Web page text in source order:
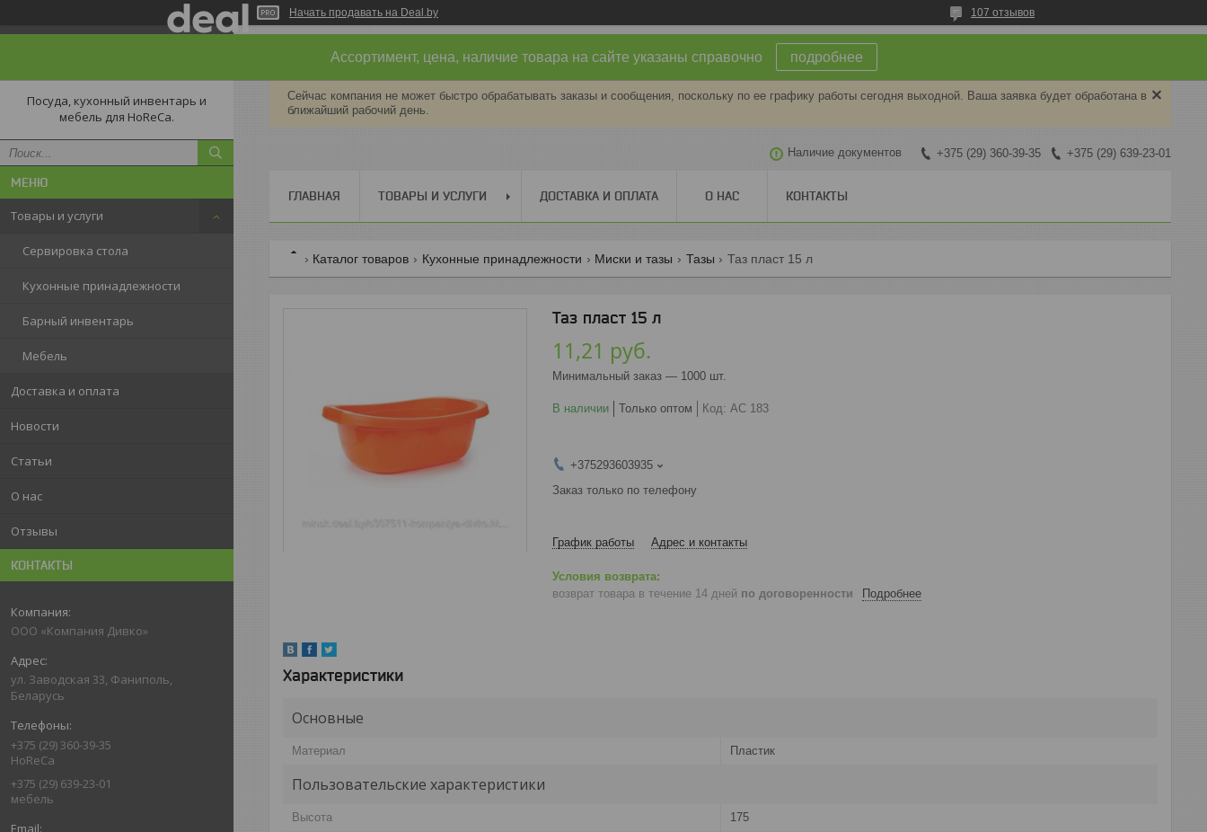
Начать продавать на Deal.by 107 отзывов
Ассортимент, цена, наличие товара на сайте указаны справочно подробнее
Посуда, кухонный инвентарь и
мебель для HoReCa.
Товары и услуги
Сервировка стола
Кухонные принадлежности
Барный инвентарь
Мебель
Доставка и оплата
Новости
Статьи
О нас
Отзывы
КОНТАКТЫ
ООО «Компания Дивко»
ул. Заводская 33, Фаниполь,
Беларусь
+375 (29) 360-39-35
HoReCa
+375 (29) 639-23-01
мебель
Сейчас компания не может быстро обрабатывать заказы и сообщения, поскольку по ее графику работы сегодня выходной. Ваша заявка будет обработана в
ближайший рабочий день.
Наличие документов +375 (29) 360-39-35 +375 (29) 639-23-01
ГЛАВНАЯ ТОВАРЫ И УСЛУГИ ДОСТАВКА И ОПЛАТА О НАС КОНТАКТЫ
Каталог товаров Кухонные принадлежности Миски и тазы Тазы Таз пласт 15 л
Таз пласт 15 л
11,21 руб.
Минимальный заказ — 1000 шт.
В наличии Только оптом Код: АС 183
+375293603935
Заказ только по телефону
График работы Адрес и контакты
возврат товара в течение 14 дней по договоренности Подробнее
Характеристики
Основные
Материал Пластик
Пользовательские характеристики
Высота 175